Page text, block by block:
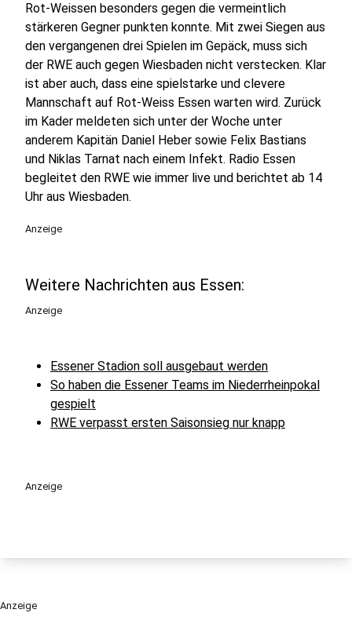
Rot-Weissen besonders gegen die vermeintlich
stärkeren Gegner punkten konnte. Mit zwei Siegen aus
den vergangenen drei Spielen im Gepäck, muss sich
der RWE auch gegen Wiesbaden nicht verstecken. Klar
ist aber auch, dass eine spielstarke und clevere
Mannschaft auf Rot-Weiss Essen warten wird. Zurück
im Kader meldeten sich unter der Woche unter
anderem Kapitän Daniel Heber sowie Felix Bastians
und Niklas Tarnat nach einem Infekt. Radio Essen
begleitet den RWE wie immer live und berichtet ab 14
Uhr aus Wiesbaden.
Anzeige
Weitere Nachrichten aus Essen:
Anzeige
Essener Stadion soll ausgebaut werden
So haben die Essener Teams im Niederrheinpokal
gespielt
RWE verpasst ersten Saisonsieg nur knapp
Anzeige
Anzeige